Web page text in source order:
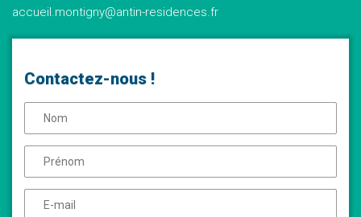
accueil.montigny@antin-residences.fr
Contactez-nous !